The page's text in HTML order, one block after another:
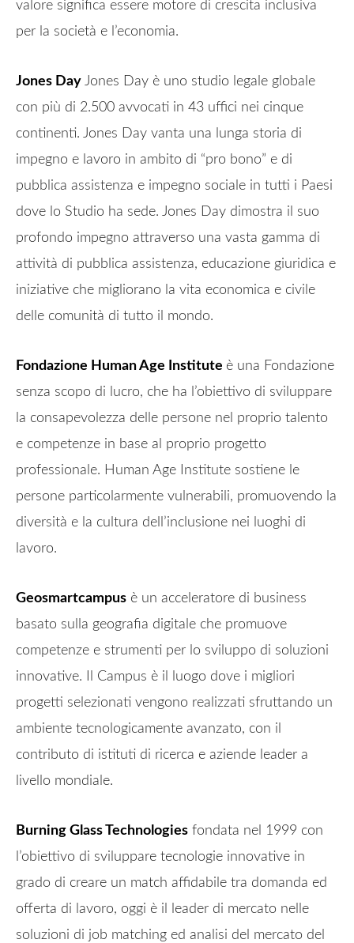
valore significa essere motore di crescita inclusiva
per la società e l’economia.
Jones Day Jones Day è uno studio legale globale
con più di 2.500 avvocati in 43 uffici nei cinque
continenti. Jones Day vanta una lunga storia di
impegno e lavoro in ambito di “pro bono” e di
pubblica assistenza e impegno sociale in tutti i Paesi
dove lo Studio ha sede. Jones Day dimostra il suo
profondo impegno attraverso una vasta gamma di
attività di pubblica assistenza, educazione giuridica e
iniziative che migliorano la vita economica e civile
delle comunità di tutto il mondo.
Fondazione Human Age Institute è una Fondazione
senza scopo di lucro, che ha l’obiettivo di sviluppare
la consapevolezza delle persone nel proprio talento
e competenze in base al proprio progetto
professionale. Human Age Institute sostiene le
persone particolarmente vulnerabili, promuovendo la
diversità e la cultura dell’inclusione nei luoghi di
lavoro.
Geosmartcampus è un acceleratore di business
basato sulla geografia digitale che promuove
competenze e strumenti per lo sviluppo di soluzioni
innovative. Il Campus è il luogo dove i migliori
progetti selezionati vengono realizzati sfruttando un
ambiente tecnologicamente avanzato, con il
contributo di istituti di ricerca e aziende leader a
livello mondiale.
Burning Glass Technologies fondata nel 1999 con
l’obiettivo di sviluppare tecnologie innovative in
grado di creare un match affidabile tra domanda ed
offerta di lavoro, oggi è il leader di mercato nelle
soluzioni di job matching ed analisi del mercato del